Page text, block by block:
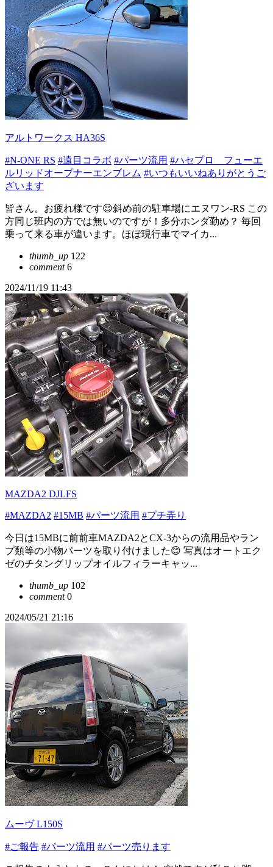
アルトワークス HA36S
#N-ONE RS #遠目コラボ #パーツ流用 #ハセプロ フューエ
ルリッドオープナーエンブレム #いつもいいねありがとうご
ざいます
皆さん。お疲れ様です😌斜め前の駐車場にエヌワン-RS この
方同じ班内の方では無いのですが！多分ホンダ勤め？ 毎回
乗って来る車が違います。ほぼ現行車でマイカ...
thumb_up 122
comment6
2024/11/19 11:43
MAZDA2 DJLFS
#MAZDA2 #15MB #パーツ流用 #プチ弄り
今日は15MBに前前車MAZDA2とCX-3からの流用品やラン
プ類等の小物パーツを取り付けました😊 写真はオートエク
ゼのチタングリップオイルフィラーキャッ...
thumb_up 102
comment0
2024/05/21 21:16
ムーヴ L150S
#ご報告 #パーツ流用 #パーツ売ります